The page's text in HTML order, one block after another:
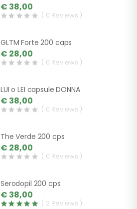
€ 38,00
( 0 Reviews )
GLTM Forte 200 caps
€ 28,00
( 0 Reviews )
LUI o LEI capsule DONNA
€ 38,00
( 0 Reviews )
The Verde 200 cps
€ 28,00
( 0 Reviews )
Serodopil 200 cps
€ 38,00
( 2 Reviews )